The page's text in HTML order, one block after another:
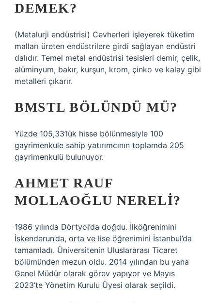
DEMEK?
(Metalurji endüstrisi) Cevherleri işleyerek tüketim
malları üreten endüstrilere girdi sağlayan endüstri
dalıdır. Temel metal endüstrisi tesisleri demir, çelik,
alüminyum, bakır, kurşun, krom, çinko ve kalay gibi
metalleri çıkarır.
BMSTL BÖLÜNDÜ MÜ?
Yüzde 105,33’lük hisse bölünmesiyle 100
gayrimenkule sahip yatırımcının toplamda 205
gayrimenkulü bulunuyor.
AHMET RAUF
MOLLAOĞLU NERELI?
1986 yılında Dörtyol’da doğdu. İlköğrenimini
İskenderun’da, orta ve lise öğrenimini İstanbul’da
tamamladı. Üniversitenin Uluslararası Ticaret
bölümünden mezun oldu. 2014 yılından bu yana
Genel Müdür olarak görev yapıyor ve Mayıs
2023’te Yönetim Kurulu Üyesi olarak seçildi.